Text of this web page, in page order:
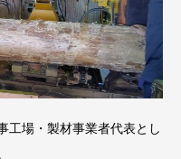
工場・製材事業者代表とし